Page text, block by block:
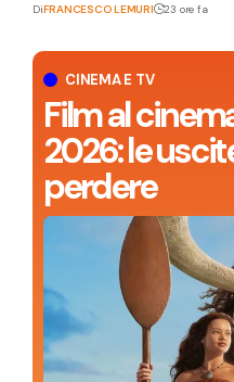
CINEMA E TV
Film al
2026: le
perdere
DiFRANCESCO LEMURI 23 ore fa